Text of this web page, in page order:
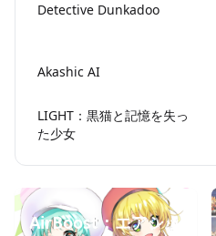
Detective Dunkadoo
Akashic AI
LIGHT：黒猫と記憶を失っ
た少女
AirBoost：エアシッ